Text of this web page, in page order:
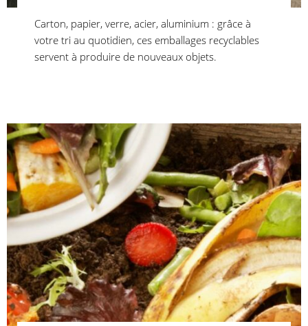
Carton, papier, verre, acier, aluminium : grâce à
votre tri au quotidien, ces emballages recyclables
servent à produire de nouveaux objets.